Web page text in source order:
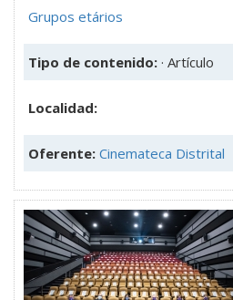
Grupos etários
Tipo de contenido: · Artículo
Localidad:
Oferente: Cinemateca Distrital